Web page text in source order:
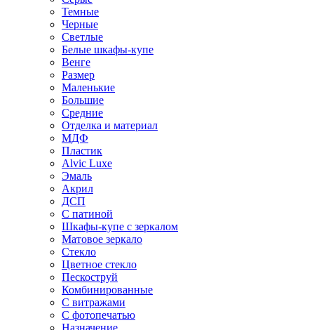
Темные
Черные
Светлые
Белые шкафы-купе
Венге
Размер
Маленькие
Большие
Средние
Отделка и материал
МДФ
Пластик
Alvic Luxe
Эмаль
Акрил
ДСП
С патиной
Шкафы-купе с зеркалом
Матовое зеркало
Стекло
Цветное стекло
Пескоструй
Комбинированные
С витражами
С фотопечатью
Назначение